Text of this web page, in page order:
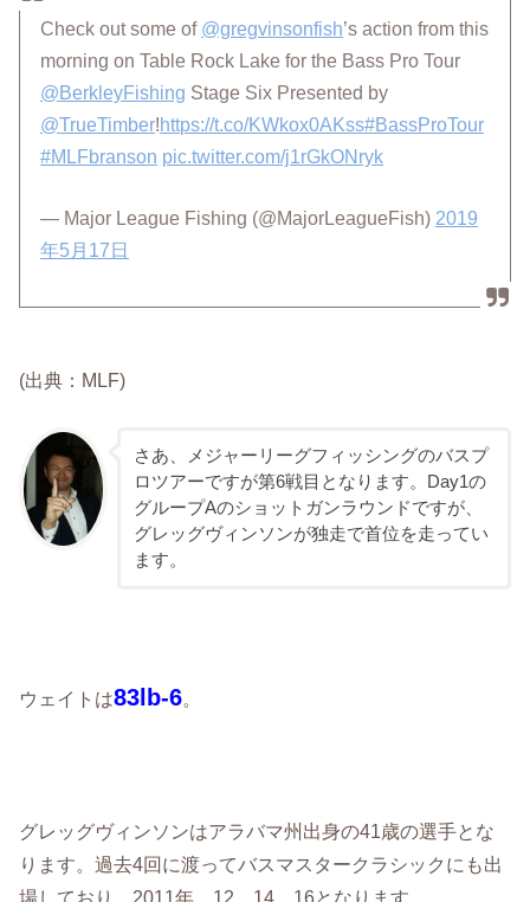
Check out some of @gregvinsonfish’s action from this
morning on Table Rock Lake for the Bass Pro Tour
@BerkleyFishing Stage Six Presented by
@TrueTimber!https://t.co/KWkox0AKss#BassProTour
#MLFbranson pic.twitter.com/j1rGkONryk
— Major League Fishing (@MajorLeagueFish) 2019
年5月17日
(出典：MLF)
さあ、メジャーリーグフィッシングのバスプ
ロツアーですが第6戦目となります。Day1の
グループAのショットガンラウンドですが、
グレッグヴィンソンが独走で首位を走ってい
ます。
ウェイトは83lb-6。
グレッグヴィンソンはアラバマ州出身の41歳の選手とな
ります。過去4回に渡ってバスマスタークラシックにも出
場しており、2011年、12、14、16となります。